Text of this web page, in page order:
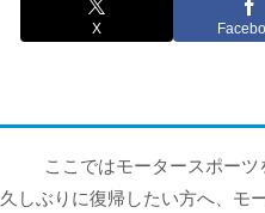
X
ここではモータースポー
久しぶりに復帰したい方へ、モ